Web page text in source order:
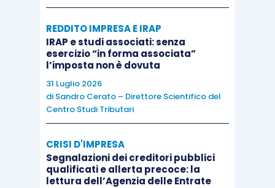
REDDITO IMPRESA E IRAP
IRAP e studi associati: senza
esercizio “in forma associata”
l’imposta non è dovuta
31 Luglio 2026
di Sandro Cerato – Direttore Scientifico del
Centro Studi Tributari
CRISI D'IMPRESA
Segnalazioni dei creditori pubblici
qualificati e allerta precoce: la
lettura dell’Agenzia delle Entrate